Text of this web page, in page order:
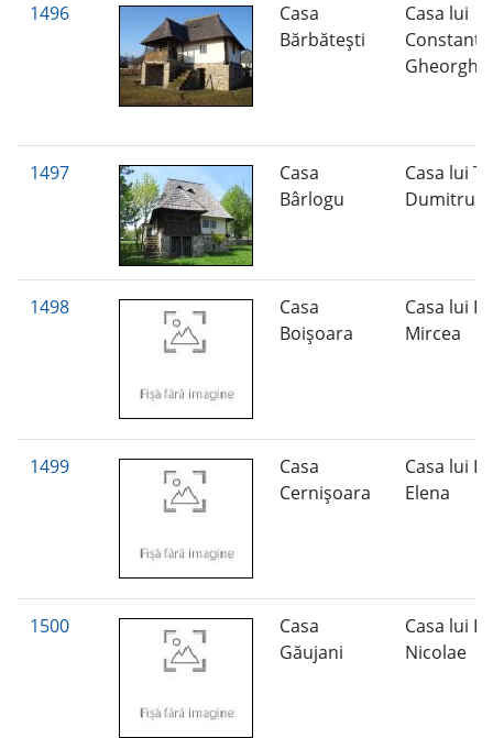
1496
Casa
Bărbăteşti
Casa lui
Gheorghe
1497
Casa
Bârlogu
Casa lui
Dumitru
1498
Casa
Boişoara
Casa lui
Mircea
1499
Casa
Cernişoara
Casa lui
Elena
1500
Casa
Găujani
Casa lui
Nicolae